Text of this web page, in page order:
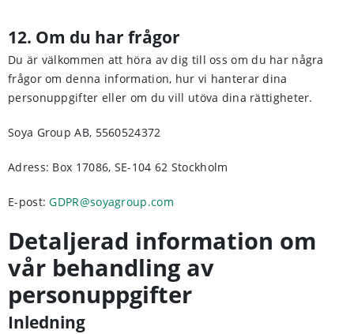
12. Om du har frågor
Du är välkommen att höra av dig till oss om du har några
frågor om denna information, hur vi hanterar dina
personuppgifter eller om du vill utöva dina rättigheter.
Soya Group AB, 5560524372
Adress: Box 17086, SE-104 62 Stockholm
E-post:GDPR@soyagroup.com
Detaljerad information om
vår behandling av
personuppgifter
Inledning